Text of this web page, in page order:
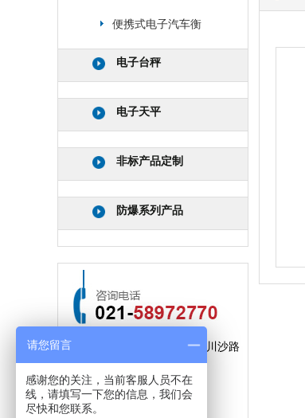
便携式电子汽车衡
电子台秤
电子天平
非标产品定制
防爆系列产品
公司地址：上海市浦东新区川沙路
手机：15300791241
请您留言
感谢您的关注，当前客服人员不在
线，请填写一下您的信息，我们会
尽快和您联系。